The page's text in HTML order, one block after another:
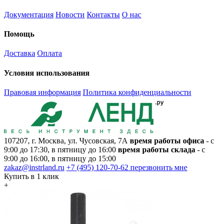
Документация Новости Контакты О нас
Помощь
Доставка Оплата
Условия использования
Правовая информация Политика конфиденциальности
107207, г. Москва, ул. Чусовская, 7А время работы офиса - с
9:00 до 17:30, в пятницу до 16:00 время работы склада - с
9:00 до 16:00, в пятницу до 15:00
zakaz@instrland.ru +7 (495) 120-70-62 перезвонить мне
Купить в 1 клик
+